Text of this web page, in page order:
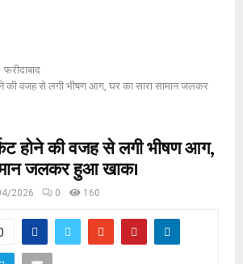
फरीदाबाद
की वजह से लगी भीषण आग, घर का सारा सामान जलकर
होने की वजह से लगी भीषण आग,
जलकर हुआ खाक।
2026 0 160